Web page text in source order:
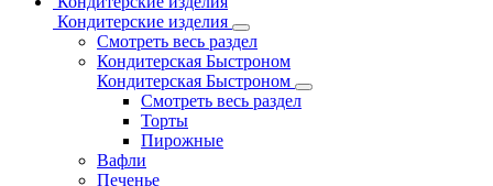
Кондитерские изделия
Смотреть весь раздел
Кондитерская Быстроном
Кондитерская Быстроном
Смотреть весь раздел
Торты
Пирожные
Вафли
Печенье